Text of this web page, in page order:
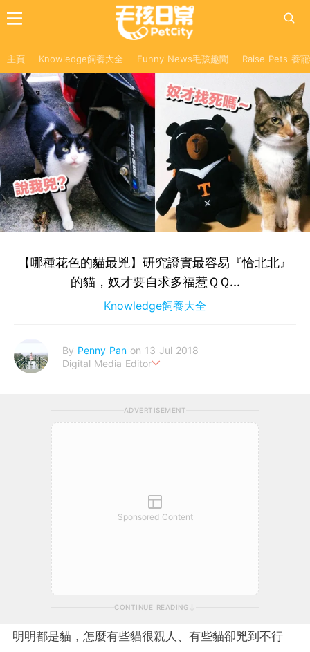
主頁 Knowledge飼養大全 Funny News毛孩趣聞 Raise Pets 養
【哪種花色的貓最兇】研究證實最容易『恰北北』
的貓，奴才要自求多福惹ＱＱ...
Knowledge飼養大全
By Penny Pan on 13 Jul 2018
Digital Media Editor
ADVERTISEMENT
Sponsored Content
CONTINUE READING
明明都是貓，怎麼有些貓很親人、有些貓卻兇到不行